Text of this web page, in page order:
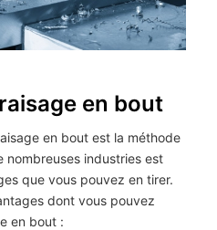
en bout
en bout est la méthode
industries est
que vous pouvez en tirer.
dont vous pouvez
en bout :